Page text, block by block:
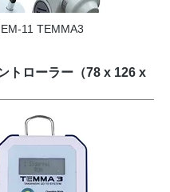
EM-11 TEMMA3
トローラー（78 x 126 x